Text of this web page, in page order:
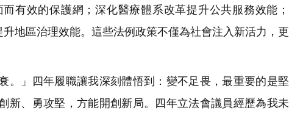
有效的保護網；深化醫療體系改革提升公共服務效能；
地區治理效能。這些法例政策不僅為社會注入新活力，更
」四年履職讓我深刻體悟到：變不足畏，最重要的是堅
新、勇攻堅，方能開創新局。四年立法會議員經歷為我未